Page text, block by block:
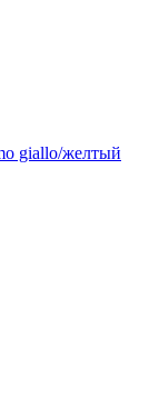
giallo/желтый